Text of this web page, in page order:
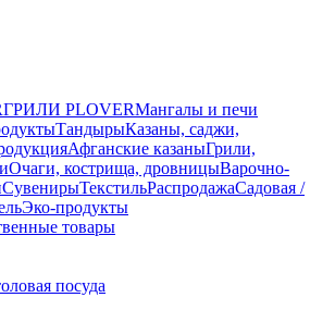
ГРИЛИ PLOVERМангалы и печи
ТандырыКазаны, саджи,
Афганские казаныГрили,
Очаги, кострища, дровницыВарочно-
СувенирыТекстильРаспродажаСадовая /
Эко-продукты
товары
посуда